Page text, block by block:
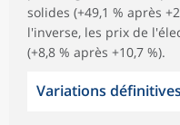
solides (+49,1 % après
l'inverse, les prix de
(+8,8 % après +10,7 %).
Variations